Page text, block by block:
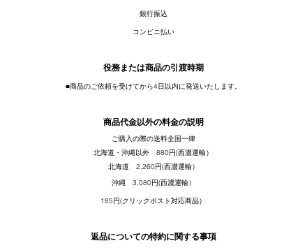
銀行振込
​コンビニ払い
役務または商品の引渡時期
■商品のご依頼を受けてから4日以内に発送いたします。
商品代金以外の料金の説明
ご購入の際の送料全国一律
北海道・沖縄以外 880円(西濃運輸）
北海道 2,260円(西濃運輸）
沖縄 3,080円(西濃運輸）
185円(クリックポスト対応商品）
返品についての特約に関する事項